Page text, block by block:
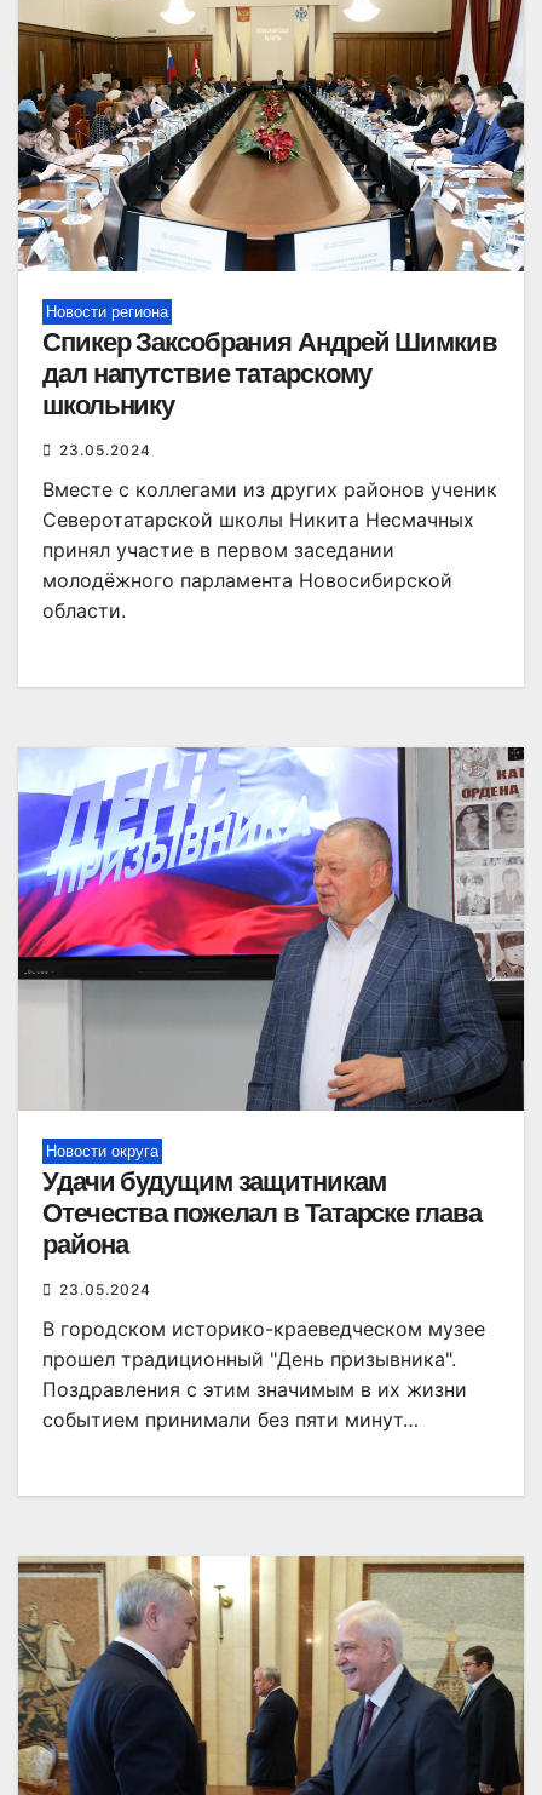
Новости региона
Спикер Заксобрания Андрей Шимкив
дал напутствие татарскому
школьнику
23.05.2024
Вместе с коллегами из других районов ученик
Северотатарской школы Никита Несмачных
принял участие в первом заседании
молодёжного парламента Новосибирской
области.
Новости округа
Удачи будущим защитникам
Отечества пожелал в Татарске глава
района
23.05.2024
В городском историко-краеведческом музее
прошел традиционный "День призывника".
Поздравления с этим значимым в их жизни
событием принимали без пяти минут…